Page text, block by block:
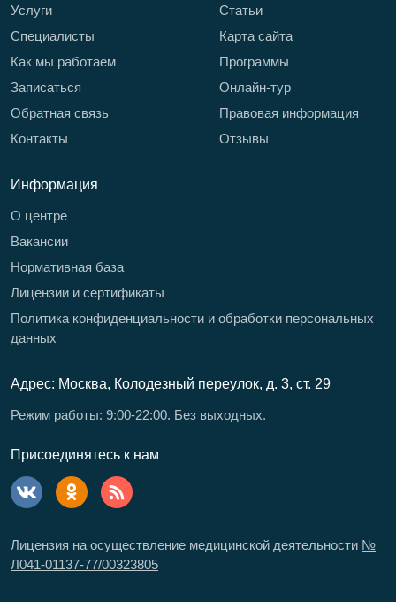
Услуги
Специалисты
Как мы работаем
Записаться
Обратная связь
Контакты
Статьи
Карта сайта
Программы
Онлайн-тур
Правовая информация
Отзывы
Информация
О центре
Вакансии
Нормативная база
Лицензии и сертификаты
Политика конфиденциальности и обработки персональных
данных
Адрес: Москва, Колодезный переулок, д. 3, ст. 29
Режим работы: 9:00-22:00. Без выходных.
Присоединятесь к нам
Лицензия на осуществление медицинской деятельности №
Л041-01137-77/00323805